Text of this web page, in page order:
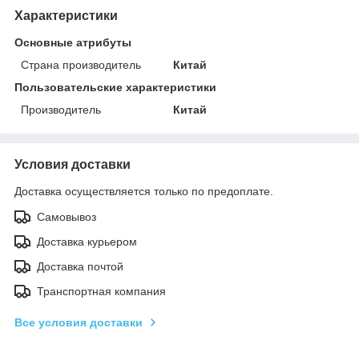
Характеристики
Основные атрибуты
Страна производитель
Китай
Пользовательские характеристики
Производитель
Китай
Условия доставки
Доставка осуществляется только по предоплате.
Самовывоз
Доставка курьером
Доставка почтой
Транспортная компания
Все условия доставки